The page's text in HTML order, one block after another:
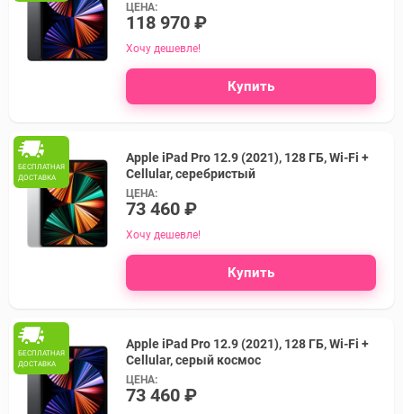
ЦЕНА:
118 970 ₽
Хочу дешевле!
Купить
БЕСПЛАТНАЯ
ДОСТАВКА
Apple iPad Pro 12.9 (2021), 128 ГБ, Wi-Fi +
Cellular, серебристый
ЦЕНА:
73 460 ₽
Хочу дешевле!
Купить
БЕСПЛАТНАЯ
ДОСТАВКА
Apple iPad Pro 12.9 (2021), 128 ГБ, Wi-Fi +
Cellular, серый космос
ЦЕНА:
73 460 ₽